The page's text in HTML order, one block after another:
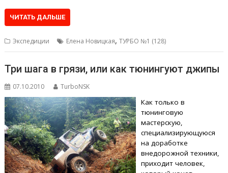
ЧИТАТЬ ДАЛЬШЕ
Экспедиции Елена Новицкая,ТУРБО №1 (128)
Три шага в грязи, или как тюнингуют джипы
07.10.2010 TurboNSK
Как только в
тюнинговую
мастерскую,
специализирующуюся
на доработке
внедорожной техники,
приходит человек,